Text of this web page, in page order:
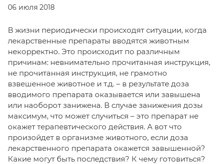
06 июля 2018
В жизни периодически происходят ситуации, когда
лекарственные препараты вводятся животным
некорректно. Это происходит по различным
причинам: невнимательно прочитанная инструкция,
не прочитанная инструкция, не грамотно
взвешенное животное и т.д. – в результате доза
вводимого препарата оказывается или завышена
или наоборот занижена. В случае занижения дозы
максимум, что может случиться – это препарат не
окажет терапевтического действия. А вот что
произойдет в организме животного, если доза
лекарственного препарата окажется завышенной?
Какие могут быть последствия? К чему готовиться?